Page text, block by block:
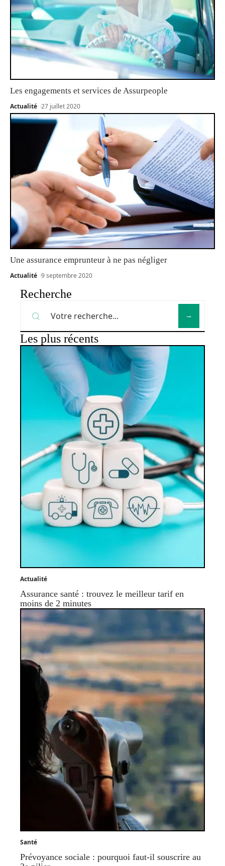
Les engagements et services de Assurpeople
Actualité 27 juillet 2020
Une assurance emprunteur à ne pas négliger
Actualité 9 septembre 2020
Recherche
Les plus récents
Actualité
Assurance santé : trouvez le meilleur tarif en
moins de 2 minutes
Santé
Prévoyance sociale : pourquoi faut-il souscrire au